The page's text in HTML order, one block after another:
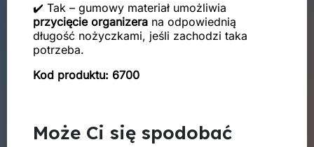
✔️ Tak – gumowy materiał umożliwia
przycięcie organizera na odpowiednią
długość nożyczkami, jeśli zachodzi taka
potrzeba.
Kod produktu: 6700
Może Ci się spodobać